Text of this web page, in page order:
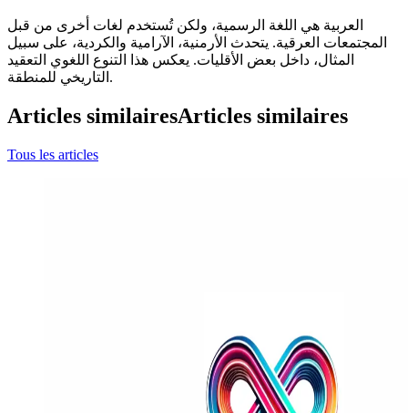
العربية هي اللغة الرسمية، ولكن تُستخدم لغات أخرى من قبل
المجتمعات العرقية. يتحدث الأرمنية، الآرامية والكردية، على سبيل
المثال، داخل بعض الأقليات. يعكس هذا التنوع اللغوي التعقيد
التاريخي للمنطقة.
Articles similairesArticles similaires
Tous les articles